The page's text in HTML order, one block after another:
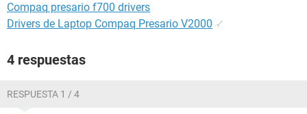
Compaq presario f700 drivers
Drivers de Laptop Compaq Presario V2000 ✓
4 respuestas
RESPUESTA 1 / 4